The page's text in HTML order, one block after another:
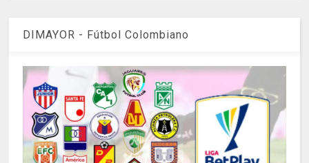
DIMAYOR - Fútbol Colombiano